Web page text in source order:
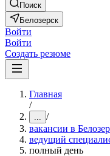
Поиск
Белозерск
Войти
Войти
Создать резюме
Главная
/
... /
вакансии в
ведущий
полный день